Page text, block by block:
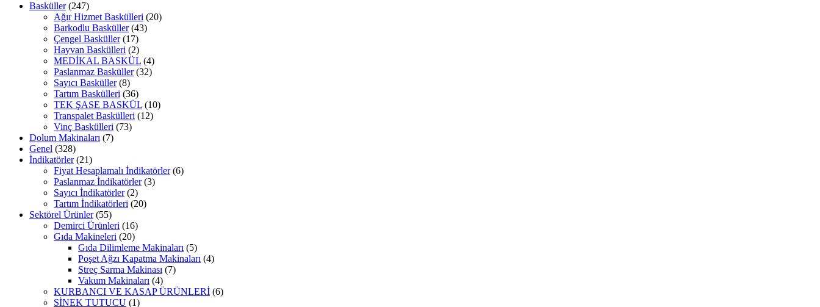
Basküller (247)
Ağır Hizmet Baskülleri (20)
Barkodlu Basküller (43)
Çengel Basküller (17)
Hayvan Baskülleri (2)
MEDİKAL BASKÜL (4)
Paslanmaz Basküller (32)
Sayıcı Basküller (8)
Tartım Baskülleri (36)
TEK ŞASE BASKÜL (10)
Transpalet Baskülleri (12)
Vinç Baskülleri (73)
Dolum Makinaları (7)
Genel (328)
İndikatörler (21)
Fiyat Hesaplamalı İndikatörler (6)
Paslanmaz İndikatörler (3)
Sayıcı İndikatörler (2)
Tartım İndikatörleri (20)
Sektörel Ürünler (55)
Demirci Ürünleri (16)
Gıda Makineleri (20)
Gıda Dilimleme Makinaları (5)
Poşet Ağzı Kapatma Makinaları (4)
Streç Sarma Makinası (7)
Vakum Makinaları (4)
KURBANCI VE KASAP ÜRÜNLERİ (6)
SİNEK TUTUCU (1)